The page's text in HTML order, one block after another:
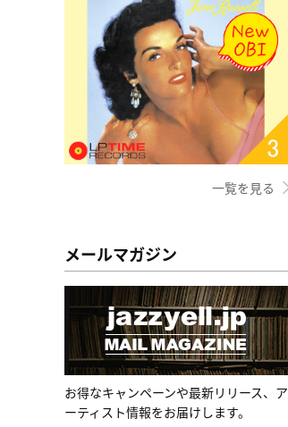
一覧を見る
メールマガジン
お得なキャンペーンや最新リリース、ア
ーティスト情報をお届けします。